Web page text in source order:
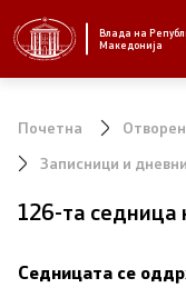
Влада на
Македонија
Стратешки
Планови за
Завршени планови
Стратешки план на
Почетна
Записници и
126-та седница
Седницата се